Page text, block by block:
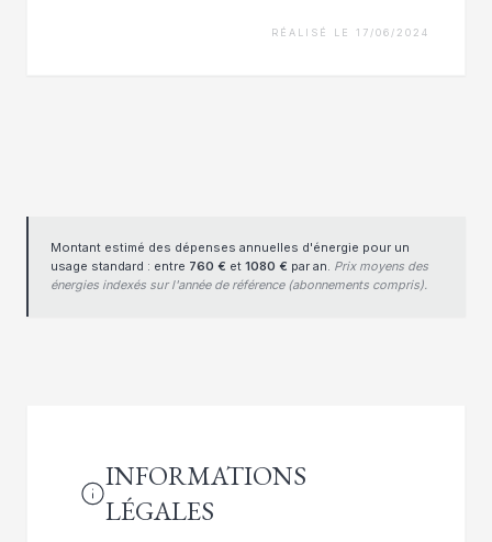
RÉALISÉ LE 17/06/2024
Montant estimé des dépenses annuelles d'énergie pour un
usage standard : entre 760 € et 1080 € par an. Prix moyens des
énergies indexés sur l'année de référence (abonnements compris).
INFORMATIONS
LÉGALES